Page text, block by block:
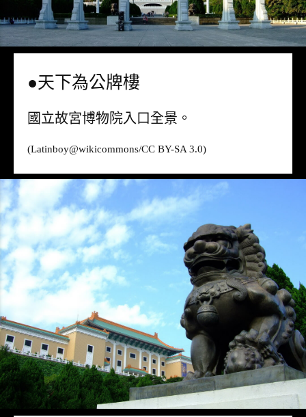
●天下為公牌樓
國立故宮博物院入口全景。
(Latinboy@wikicommons/CC BY-SA 3.0)